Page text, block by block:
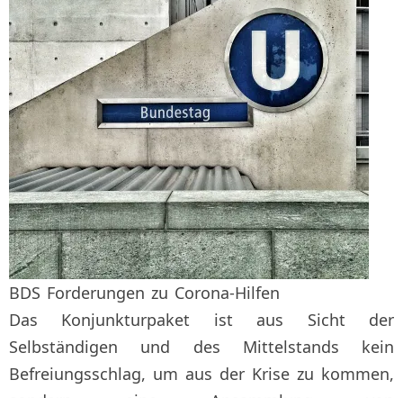
BDS Forderungen zu Corona-Hilfen
Das Konjunkturpaket ist aus Sicht der
Selbständigen und des Mittelstands kein
Befreiungsschlag, um aus der Krise zu kommen,